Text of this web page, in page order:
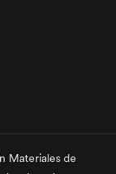
Materiales de